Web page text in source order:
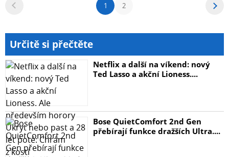
1 2
Určitě si přečtěte
Netflix a další na víkend: nový
Ted Lasso a akční Lioness....
Bose QuietComfort 2nd Gen
přebírají funkce dražších Ultra....